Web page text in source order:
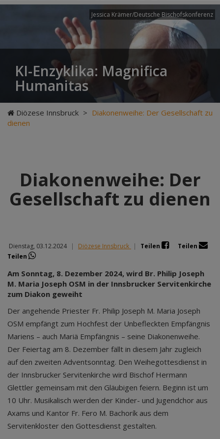
Jessica Krämer/Deutsche Bischofskonferenz
KI-Enzyklika: Magnifica
Humanitas
Diözese Innsbruck > Diakonenweihe: Der Gesellschaft zu
dienen
Diakonenweihe: Der
Gesellschaft zu dienen
Dienstag, 03.12.2024 | Diözese Innsbruck | Teilen
Teilen
Teilen
Am Sonntag, 8. Dezember 2024, wird Br. Philip Joseph
M. Maria Joseph OSM in der Innsbrucker Servitenkirche
zum Diakon geweiht
Der angehende Priester Fr. Philip Joseph M. Maria Joseph
OSM empfängt zum Hochfest der Unbefleckten Empfängnis
Mariens – auch Mariä Empfängnis – seine Diakonenweihe.
Der Feiertag am 8. Dezember fällt in diesem Jahr zugleich
auf den zweiten Adventsonntag. Den Weihegottesdienst in
der Innsbrucker Servitenkirche wird Bischof Hermann
Glettler gemeinsam mit den Gläubigen feiern. Beginn ist um
10 Uhr. Musikalisch werden der Kinder- und Jugendchor aus
Axams und Kantor Fr. Fero M. Bachorík aus dem
Servitenkloster den Gottesdienst gestalten.